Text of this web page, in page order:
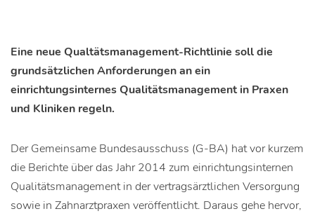
Eine neue Qualtätsmanagement-Richtlinie soll die
grundsätzlichen Anforderungen an ein
einrichtungsinternes Qualitätsmanagement in Praxen
und Kliniken regeln.
Der Gemeinsame Bundesausschuss (G-BA) hat vor kurzem
die Berichte über das Jahr 2014 zum einrichtungsinternen
Qualitätsmanagement in der vertragsärztlichen Versorgung
sowie in Zahnarztpraxen veröffentlicht. Daraus gehe hervor,